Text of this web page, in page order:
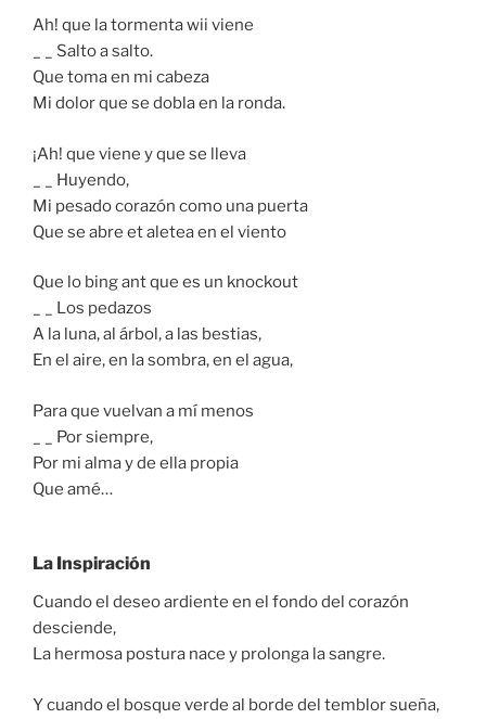
Ah! que la tormenta wii viene
_ _ Salto a salto.
Que toma en mi cabeza
Mi dolor que se dobla en la ronda.
¡Ah! que viene y que se lleva
_ _ Huyendo,
Mi pesado corazón como una puerta
Que se abre et aletea en el viento
Que lo bing ant que es un knockout
_ _ Los pedazos
A la luna, al árbol, a las bestias,
En el aire, en la sombra, en el agua,
Para que vuelvan a mí menos
_ _ Por siempre,
Por mi alma y de ella propia
Que amé…
La Inspiración
Cuando el deseo ardiente en el fondo del corazón
desciende,
La hermosa postura nace y prolonga la sangre.
Y cuando el bosque verde al borde del temblor sueña,